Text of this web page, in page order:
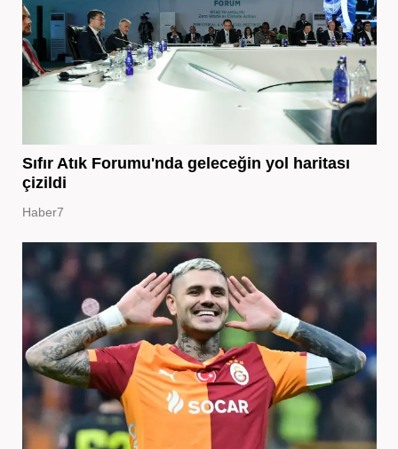
Sıfır Atık Forumu'nda geleceğin yol haritası
çizildi
Haber7